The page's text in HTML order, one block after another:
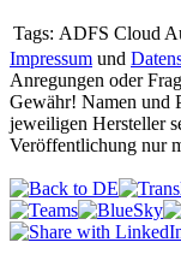
Tags: ADFS Cloud
Impressum und
Anregungen oder
Gewähr! Namen und
jeweiligen Hersteller
Veröffentlichung nur